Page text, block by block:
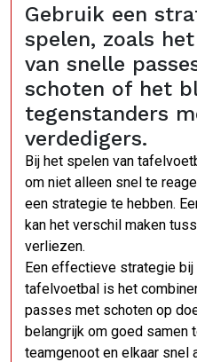
Gebruik een
spelen, zoals
van snelle
schoten of het
tegenstanders
verdedigers.
Bij het spelen van
om niet alleen snel te
een strategie te hebben.
kan het verschil maken
verliezen.
Een effectieve strategie bij
tafelvoetbal is het
passes met schoten op
belangrijk om goed samen
teamgenoot en elkaar snel